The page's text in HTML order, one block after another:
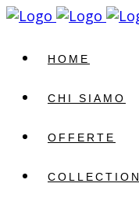
HOME
CHI SIAMO
OFFERTE
COLLECTION